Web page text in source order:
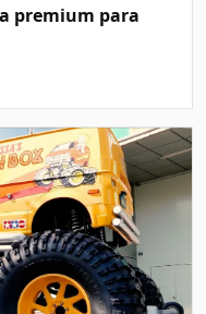
premium para